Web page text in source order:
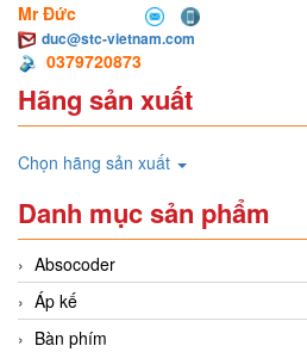
Mr Đức
duc@stc-vietnam.com
0379720873
Hãng sản xuất
Chọn hãng sản xuất
Danh mục sản phẩm
Absocoder
Áp kế
Bàn phím